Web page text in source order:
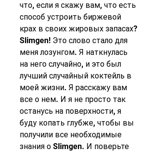
что, если я скажу вам, что есть
способ устроить биржевой
крах в своих жировых запасах?
Slimgen! Это слово стало для
меня лозунгом. Я наткнулась
на него случайно, и это был
лучший случайный коктейль в
моей жизни. Я расскажу вам
все о нем. И я не просто так
останусь на поверхности, я
буду копать глубже, чтобы вы
получили все необходимые
знания о Slimgen. И поверьте